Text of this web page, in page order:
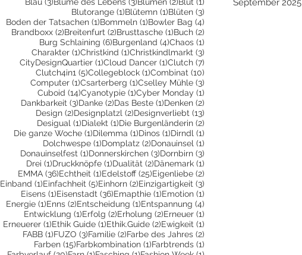
Blutorange (1)1 Beitrag
Blütemn (1)1 Beitrag
Blüten (3)
Boden der Tatsachen (1)1 Beitrag
Bommeln (1)1 Beitrag
Bowler Bag (4)
Brandboxx (2)2 Beiträge
Breitenfurt (2)2 Beiträge
Brusttasche (1)1 Beitrag
Buch (2)
Burg Schlaining (6)6 Beiträge
Burgenland (4)4 Beiträge
Chaos (1)
Charakter (1)1 Beitrag
Christkind (1)1 Beitrag
Christkindlmarkt (3)
CityDesignQuartier (1)1 Beitrag
Cloud Dancer (1)1 Beitrag
Clutch (7)
Clutch4in1 (5)5 Beiträge
Collegeblock (1)1 Beitrag
Combinat (10)
Computer (1)1 Beitrag
Csarterberg (1)1 Beitrag
Cselley Mühle (3)
Cuboid (14)14 Beiträge
Cyanotypie (1)1 Beitrag
Cyber Monday (1)
Dankbarkeit (3)3 Beiträge
Danke (2)2 Beiträge
Das Beste (1)1 Beitrag
Denken (2)
Design (2)2 Beiträge
Designplatzl (2)2 Beiträge
Designverliebt (13)
Desigual (1)1 Beitrag
Dialekt (1)1 Beitrag
Die Burgenländerin (2)
Die ganze Woche (1)1 Beitrag
Dilemma (1)1 Beitrag
Dinos (1)1 Beitrag
Dirndl (1)
Dolchwespe (1)1 Beitrag
Domplatz (2)2 Beiträge
Donauinsel (1)
Donauinselfest (1)1 Beitrag
Donnerskirchen (3)3 Beiträge
Dornbirn (3)
Drei (1)1 Beitrag
Druckknöpfe (1)1 Beitrag
Dualität (2)2 Beiträge
Dänemark (1)
EMMA (36)36 Beiträge
Echtheit (1)1 Beitrag
Edelstoff (25)25 Beiträge
Eigenliebe (2)
Einband (1)1 Beitrag
Einfachheit (5)5 Beiträge
Einhorn (2)2 Beiträge
Einzigartigkeit (3)
Eisens (1)1 Beitrag
Eisenstadt (36)36 Beiträge
Emapthie (1)1 Beitrag
Emotion (1)
Energie (1)1 Beitrag
Enns (2)2 Beiträge
Entscheidung (1)1 Beitrag
Entspannung (4)
Entwicklung (1)1 Beitrag
Erfolg (2)2 Beiträge
Erholung (2)2 Beiträge
Erneuer (1)
Erneuerer (1)1 Beitrag
Ethik Guide (1)1 Beitrag
Ethik.Guide (2)2 Beiträge
Ewigkeit (1)
FABB (1)1 Beitrag
FUZO (3)3 Beiträge
Familie (2)2 Beiträge
Farbe des Jahres (2)
Farben (15)15 Beiträge
Farbkombination (1)1 Beitrag
Farbtrends (1)
September 2025